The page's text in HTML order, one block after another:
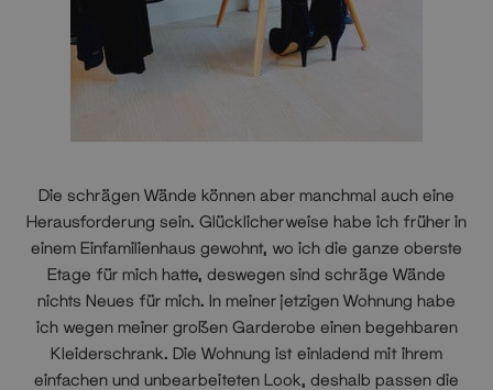
Die schrägen Wände können aber manchmal auch eine
Herausforderung sein. Glücklicherweise habe ich früher in
einem Einfamilienhaus gewohnt, wo ich die ganze oberste
Etage für mich hatte, deswegen sind schräge Wände
nichts Neues für mich. In meiner jetzigen Wohnung habe
ich wegen meiner großen Garderobe einen begehbaren
Kleiderschrank. Die Wohnung ist einladend mit ihrem
einfachen und unbearbeiteten Look, deshalb passen die